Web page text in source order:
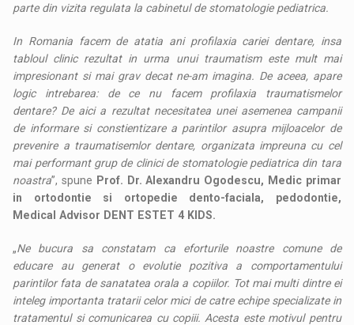
parte din vizita regulata la cabinetul de stomatologie pediatrica.
In Romania facem de atatia ani profilaxia cariei dentare, insa
tabloul clinic rezultat in urma unui traumatism este mult mai
impresionant si mai grav decat ne-am imagina. De aceea, apare
logic intrebarea: de ce nu facem profilaxia traumatismelor
dentare? De aici a rezultat necesitatea unei asemenea campanii
de informare si constientizare a parintilor asupra mijloacelor de
prevenire a traumatisemlor dentare, organizata impreuna cu cel
mai performant grup de clinici de stomatologie pediatrica din tara
noastra”, spune Prof. Dr. Alexandru Ogodescu, Medic primar
in ortodontie si ortopedie dento-faciala, pedodontie,
Medical Advisor DENT ESTET 4 KIDS.
„Ne bucura sa constatam ca eforturile noastre comune de
educare au generat o evolutie pozitiva a comportamentului
parintilor fata de sanatatea orala a copiilor. Tot mai multi dintre ei
inteleg importanta tratarii celor mici de catre echipe specializate in
tratamentul si comunicarea cu copiii. Acesta este motivul pentru